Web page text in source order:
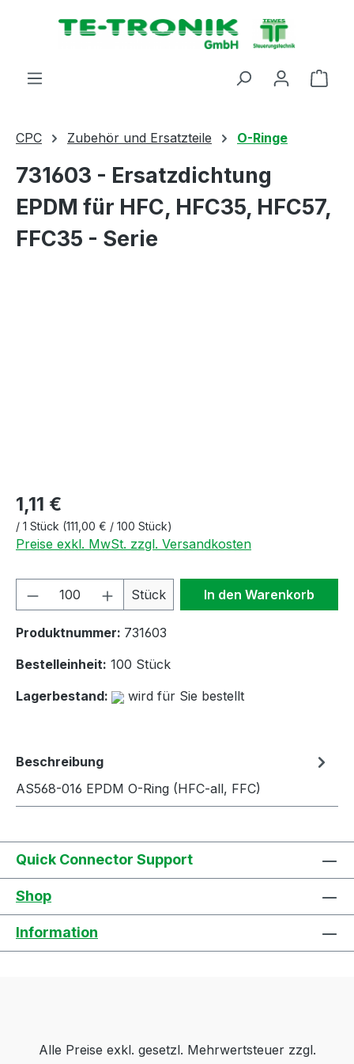
springen
CPC Zubehör und Ersatzteile O-Ringe
731603 - Ersatzdichtung
EPDM für HFC, HFC35, HFC57,
FFC35 - Serie
1,11 €
/ 1 Stück (111,00 € / 100 Stück)
Preise exkl. MwSt. zzgl. Versandkosten
Produkt Anzahl: Gib den
Stück In den Warenkorb
Produktnummer: 731603
Bestelleinheit: 100 Stück
Lagerbestand:
wird für Sie bestellt
Beschreibung
AS568-016 EPDM O-Ring (HFC-all, FFC)
Quick Connector Support
Shop
Information
Alle Preise exkl. gesetzl. Mehrwertsteuer zzgl.